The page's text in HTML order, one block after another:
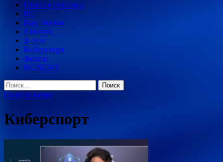
Главная страница
PC
Play_Station
Nintendo
X-Box
Киберспорт
Железо
PC-NEWS
Найти:
Главное меню
Киберспорт